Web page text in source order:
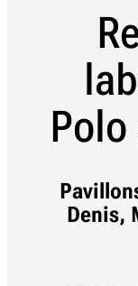
Polo
Denis,